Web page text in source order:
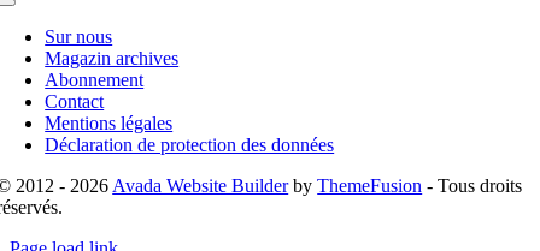
Toggle
NavigationSur nous
Magazin archives
Abonnement
Contact
Mentions légales
Déclaration de protection des données
2012 - 2026 Avada Website BuilderbyThemeFusion - Tous droits